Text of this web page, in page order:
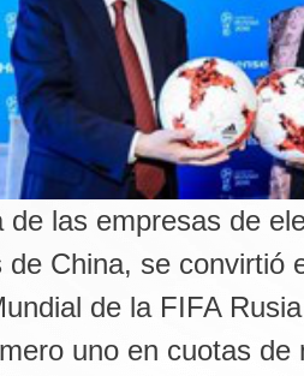
de las empresas de
de China, se convirtió
de la FIFA
uno en cuotas de